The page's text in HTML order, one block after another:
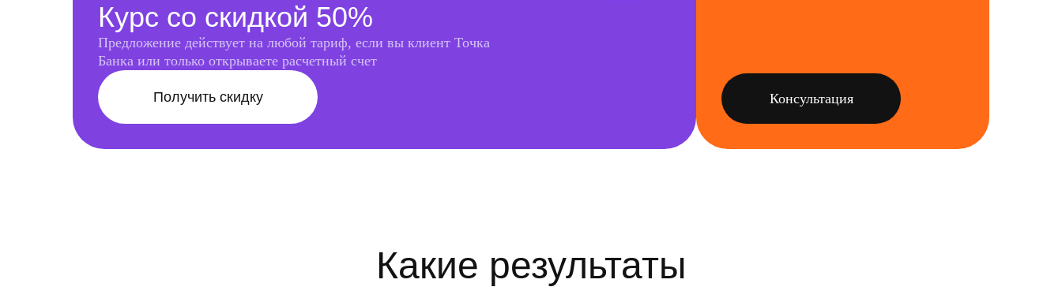
Курс со скидкой 50%
Предложение действует на любой тариф, если вы клиент Точка
Банка или только открываете расчетный счет
Получить скидку Консультация
Какие результаты